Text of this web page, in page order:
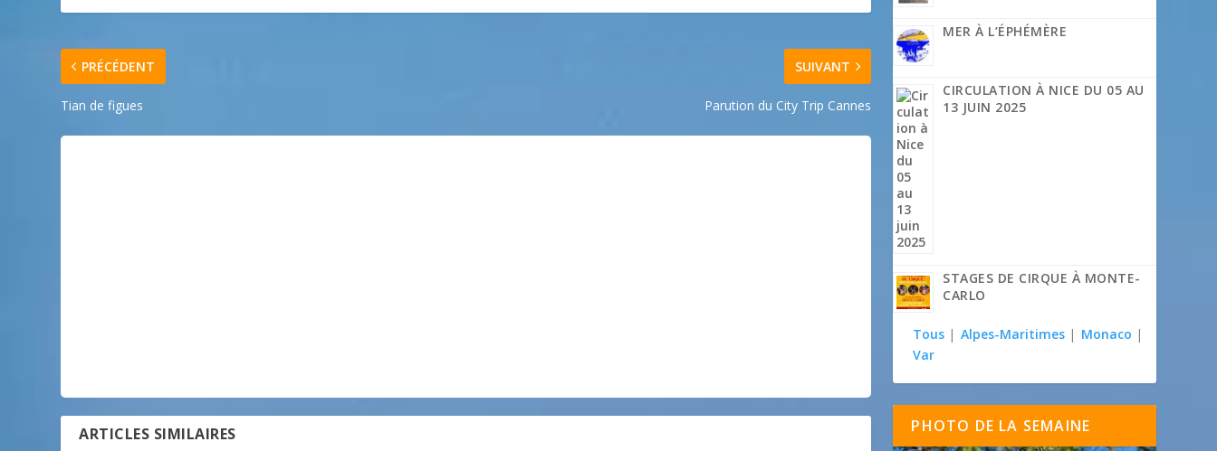
PRÉCÉDENT
Tian de figues
SUIVANT
Parution du City Trip Cannes
ARTICLES SIMILAIRES
MER À L’ÉPHÉMÈRE
CIRCULATION À NICE DU 05 AU
13 JUIN 2025
STAGES DE CIRQUE À MONTE-
CARLO
Tous | Alpes-Maritimes | Monaco |
Var
PHOTO DE LA SEMAINE